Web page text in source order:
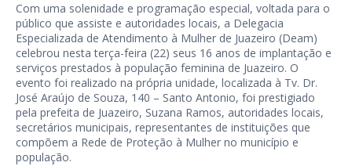
Com uma solenidade e programação especial, voltada para o
público que assiste e autoridades locais, a Delegacia
Especializada de Atendimento à Mulher de Juazeiro (Deam)
celebrou nesta terça-feira (22) seus 16 anos de implantação e
serviços prestados à população feminina de Juazeiro. O
evento foi realizado na própria unidade, localizada à Tv. Dr.
José Araújo de Souza, 140 – Santo Antonio, foi prestigiado
pela prefeita de Juazeiro, Suzana Ramos, autoridades locais,
secretários municipais, representantes de instituições que
compõem a Rede de Proteção à Mulher no município e
população.